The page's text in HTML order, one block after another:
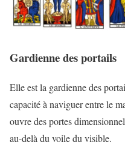
Gardienne des portails
Elle est la gardienne des
capacité à naviguer entre le
ouvre des portes
au-delà du voile du visible.